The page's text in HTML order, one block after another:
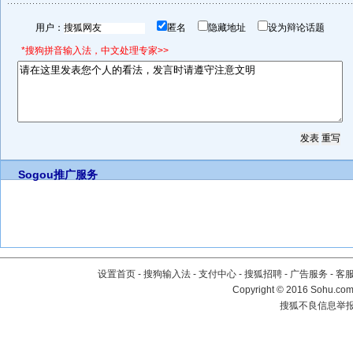
用户： 匿名 隐藏地址 设为辩论话题
*搜狗拼音输入法，中文处理专家>>
Sogou推广服务
设置首页 - 搜狗输入法 - 支付中心 - 搜狐招聘 - 广告服务 - 客
Copyright©2016
搜狐不良信息举